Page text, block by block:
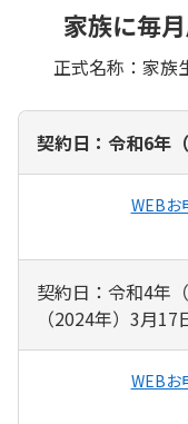
家族に毎
正式名称：家族
契約日：令和6年
WEBお
契約日：令和4年
（2024年）3月17
WEBお